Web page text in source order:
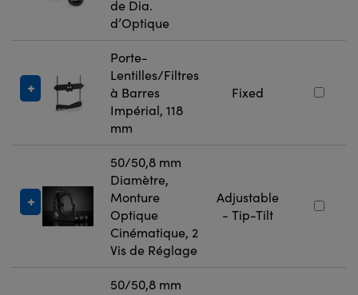
de Dia.
d’Optique
Porte-
Lentilles/Filtres
à Barres
Impérial, 118
mm
Fixed
50/50,8 mm
Diamètre,
Monture
Optique
Cinématique, 2
Vis de Réglage
Adjustable
- Tip-Tilt
50/50,8 mm